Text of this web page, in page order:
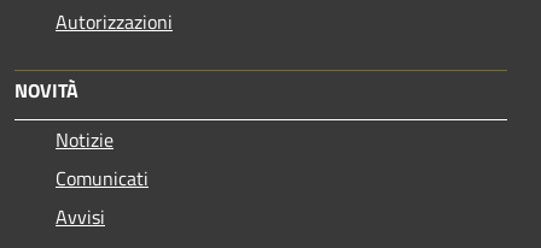
Autorizzazioni
NOVITÀ
Notizie
Comunicati
Avvisi